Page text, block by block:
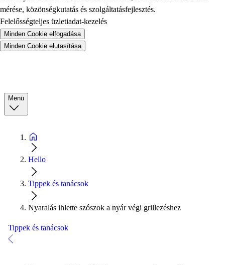
mérése, közönségkutatás és szolgáltatásfejlesztés.
Felelősségteljes üzletiadat-kezelés
Minden Cookie elfogadása
Minden Cookie elutasítása
Menü
Hello
Tippek és tanácsok
Nyaralás ihlette szószok a nyár végi grillezéshez
Tippek és tanácsok